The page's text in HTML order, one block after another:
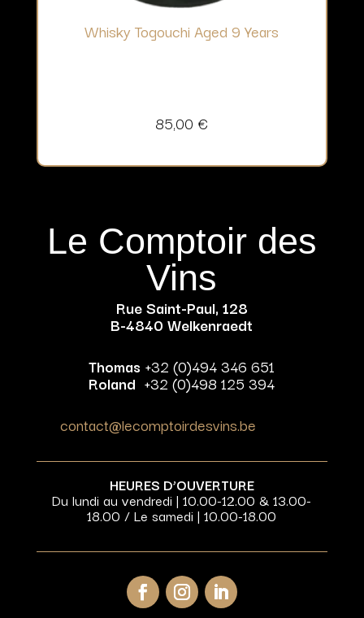
Whisky Togouchi Aged 9 Years
85,00 €
Le Comptoir des
Vins
Rue Saint-Paul, 128
B-4840 Welkenraedt
Thomas +32 (0)494 346 651
Roland +32 (0)498 125 394
contact@lecomptoirdesvins.be
HEURES D’OUVERTURE
Du lundi au vendredi | 10.00-12.00 & 13.00-
18.00 / Le samedi | 10.00-18.00